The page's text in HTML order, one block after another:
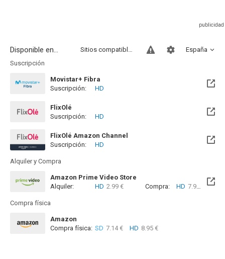
Disponible en... España
Sitios compatibles
Suscripción
Movistar+ Fibra
Disponible hasta el Vie, 01 Ene 2100 (Quedan 73 años)
Suscripción: HD
FlixOlé
Disponible hasta el Mar, 01 Sep 2026 (Quedan 25 días)
Suscripción: HD
FlixOlé Amazon Channel
Suscripción:
HD
Alquiler y Compra
Amazon Prime Video Store
Alquiler:
HD 2.99 € Compra: HD 7.99 €
Compra física
Amazon
Compra física: SD 7.14 € HD 8.95 €